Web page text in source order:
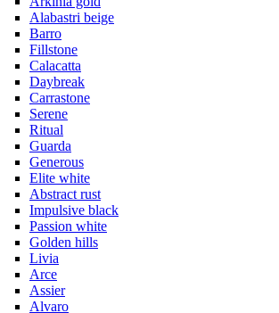
Alabastri beige
Barro
Fillstone
Calacatta
Daybreak
Carrastone
Serene
Ritual
Guarda
Generous
Elite white
Abstract rust
Impulsive black
Passion white
Golden hills
Livia
Arce
Assier
Alvaro